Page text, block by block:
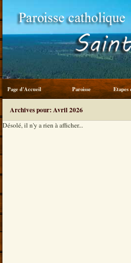
Page d'Accueil Paroisse Etapes
Service du frère
Archives pour: Avril 2026
Désolé, il n'y a rien à afficher...